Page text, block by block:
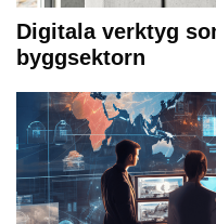
Digitala verktyg
byggsektorn